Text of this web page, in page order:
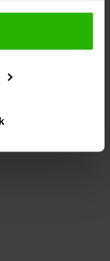
Voordeeluitjes.nl
en
instellen welke